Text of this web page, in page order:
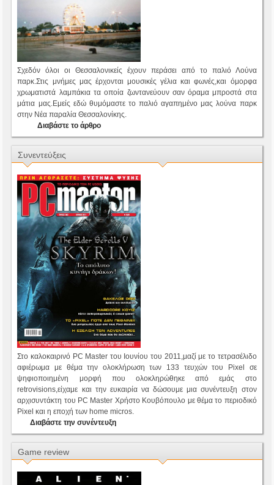
Σχεδόν όλοι οι Θεσσαλονικείς έχουν περάσει από το παλιό Λούνα
παρκ.Στις μνήμες μας έρχονται μουσικές γέλια και φωνές,και όμορφα
χρωματιστά λαμπάκια τα οποία ζωντανεύουν σαν όραμα μπροστά στα
μάτια μας.Εμείς εδώ θυμόμαστε το παλιό αγαπημένο μας λούνα παρκ
στην Νέα παραλία Θεσσαλονίκης.
Διαβάστε το άρθρο
Συνεντεύξεις
Στο καλοκαιρινό PC Master του Ιουνίου του 2011,μαζί με το τετρασέλιδο
αφιέρωμα με θέμα την ολοκλήρωση των 133 τευχών του Pixel σε
ψηφιοποιημένη μορφή που ολοκληρώθηκε από εμάς στο
retrovisions,είχαμε και την ευκαιρία να δώσουμε μια συνέντευξη στον
αρχισυντάκτη του PC Master Χρήστο Κουβόπουλο με θέμα το περιοδικό
Pixel και η εποχή των home micros.
Διαβάστε την συνέντευξη
Game review